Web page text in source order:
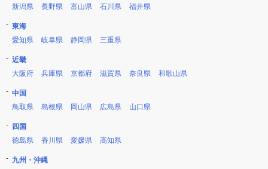
新潟県
長野県 富山県 石川県 福井県
東海
愛知県
岐阜県 静岡県 三重県
近畿
大阪府
兵庫県 京都府 滋賀県 奈良県 和歌山県
中国
鳥取県
島根県 岡山県 広島県 山口県
四国
徳島県
香川県 愛媛県 高知県
九州・沖縄